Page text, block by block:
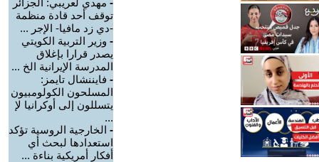
- مهدي لعريبي: الجزائر
توقف أحد قادة منظمة
-دي زد مافيا- الإجر ...
- وزير التربية الكويتي
يصدر قرارا بإغلاق
المدرسة الإيرانية الخ ...
- فايننشال تايمز:
المسلحون الكولومبيون
يتسللون إلى أوكرانيا لإ
...
- الخارجية الروسية تؤكد
استعدادها لبحث أي
أفكار أمريكية بناءة ...